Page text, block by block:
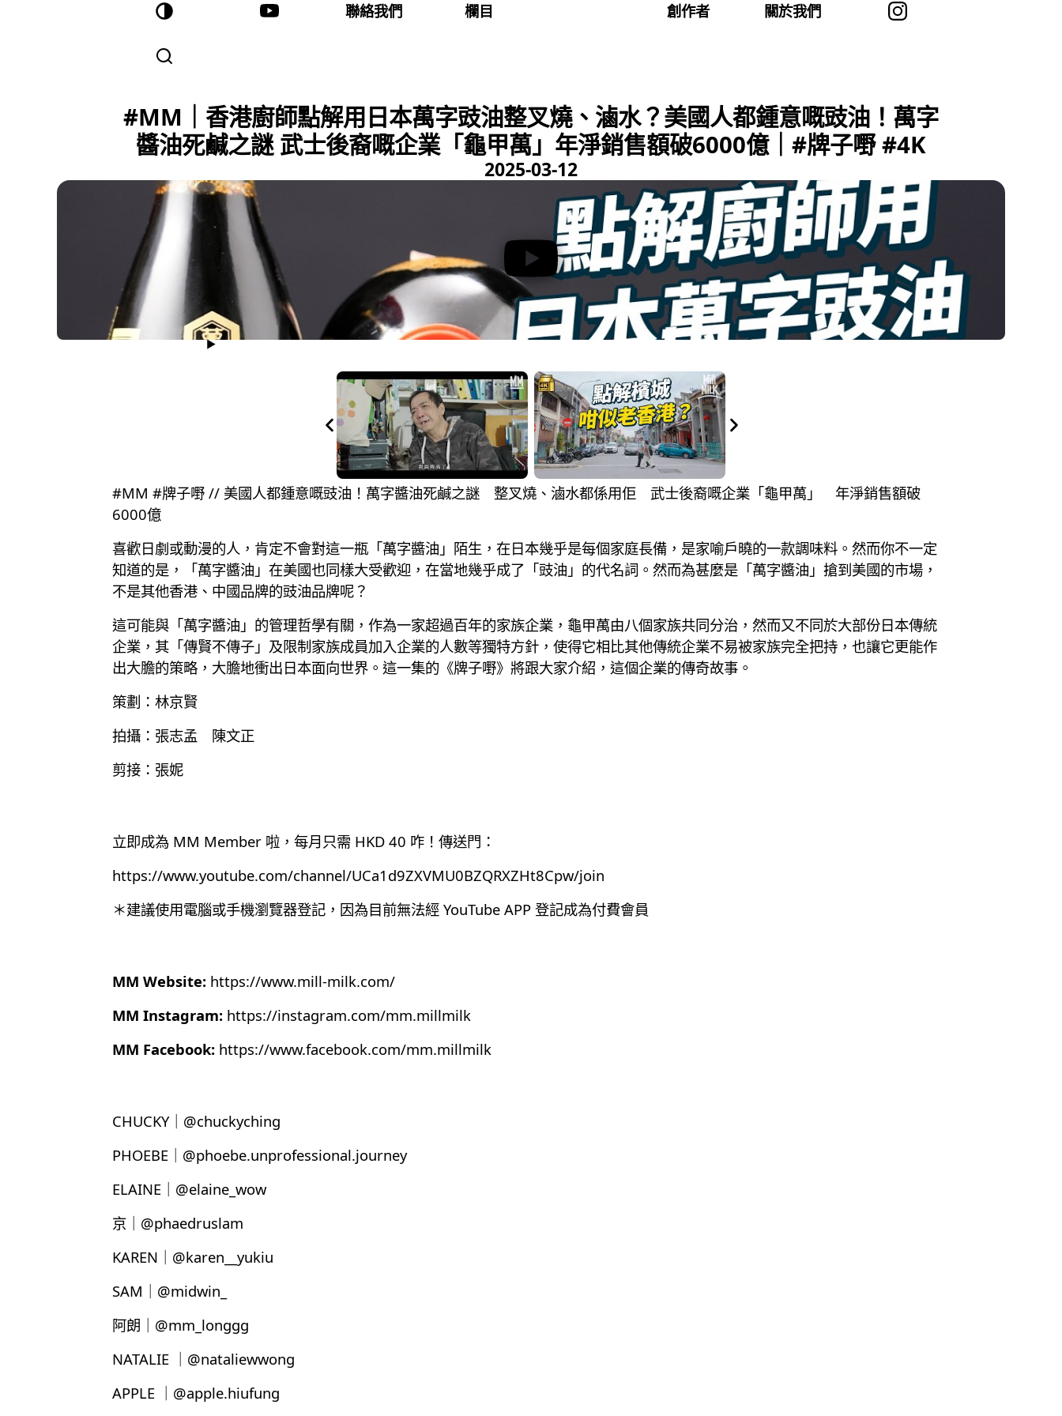
聯絡我們 欄目 創作者 關於我們
#MM｜香港廚師點解用日本萬字豉油整叉燒、滷水？美國人都鍾意嘅豉油！萬字
醬油死鹹之謎 武士後裔嘅企業「龜甲萬」年淨銷售額破6000億｜#牌子嘢 #4K
2025-03-12
#MM #牌子嘢 // 美國人都鍾意嘅豉油！萬字醬油死鹹之謎 整叉燒、滷水都係用佢 武士後裔嘅企業「龜甲萬」 年淨銷售額破
6000億
喜歡日劇或動漫的人，肯定不會對這一瓶「萬字醬油」陌生，在日本幾乎是每個家庭長備，是家喻戶曉的一款調味料。然而你不一定
知道的是，「萬字醬油」在美國也同樣大受歡迎，在當地幾乎成了「豉油」的代名詞。然而為甚麼是「萬字醬油」搶到美國的市場，
不是其他香港、中國品牌的豉油品牌呢？
這可能與「萬字醬油」的管理哲學有關，作為一家超過百年的家族企業，龜甲萬由八個家族共同分治，然而又不同於大部份日本傳統
企業，其「傳賢不傳子」及限制家族成員加入企業的人數等獨特方針，使得它相比其他傳統企業不易被家族完全把持，也讓它更能作
出大膽的策略，大膽地衝出日本面向世界。這一集的《牌子嘢》將跟大家介紹，這個企業的傳奇故事。
策劃：林京賢
拍攝：張志孟 陳文正
剪接：張妮
立即成為 MM Member 啦，每月只需 HKD 40 咋！傳送門：
https://www.youtube.com/channel/UCa1d9ZXVMU0BZQRXZHt8Cpw/join
＊建議使用電腦或手機瀏覽器登記，因為目前無法經 YouTube APP 登記成為付費會員
MM Website: https://www.mill-milk.com/
MM Instagram: https://instagram.com/mm.millmilk
MM Facebook: https://www.facebook.com/mm.millmilk
CHUCKY｜@chuckyching
PHOEBE｜@phoebe.unprofessional.journey
ELAINE｜@elaine_wow
京｜@phaedruslam
KAREN｜@karen__yukiu
SAM｜@midwin_
阿朗｜@mm_longgg
NATALIE ｜@nataliewwong
APPLE ｜@apple.hiufung